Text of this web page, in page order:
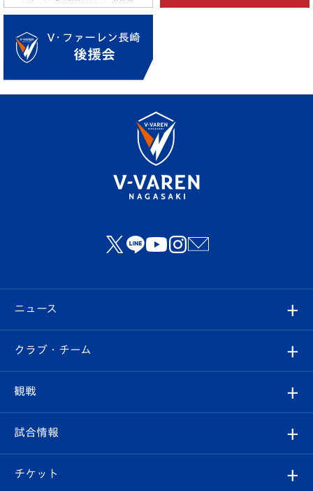
ニュース
すべて
クラブ
試合情報
クラブ・チーム
クラブ概要
観戦
観戦ルール
試合情報
試合日程/結果
チケット